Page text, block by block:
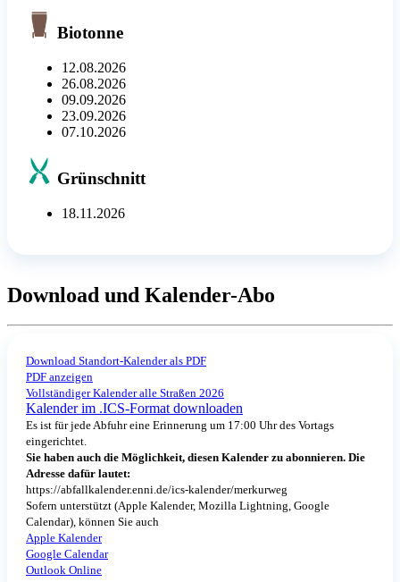
Biotonne
12.08.2026
26.08.2026
09.09.2026
23.09.2026
07.10.2026
Grünschnitt
18.11.2026
Download und Kalender-Abo
Download Standort-Kalender als PDF
PDF anzeigen
Vollständiger Kalender alle Straßen 2026
Kalender im .ICS-Format downloaden
Es ist für jede Abfuhr eine Erinnerung um 17:00 Uhr des Vortags
eingerichtet.
Sie haben auch die Möglichkeit, diesen Kalender zu abonnieren. Die
Adresse dafür lautet:
https://abfallkalender.enni.de/ics-kalender/merkurweg
Sofern unterstützt (Apple Kalender, Mozilla Lightning, Google
Calendar), können Sie auch
Apple Kalender
Google Calendar
Outlook Online